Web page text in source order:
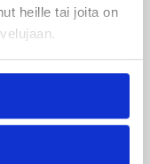
heille tai joita on